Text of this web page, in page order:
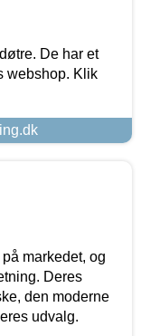
De har et
webshop. Klik
markedet, og
Deres
den moderne
udvalg.